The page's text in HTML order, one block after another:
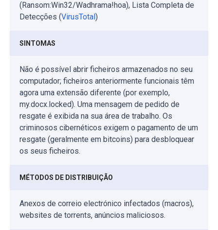
(Ransom:Win32/Wadhrama!hoa), Lista Completa de
Detecções (VirusTotal)
SINTOMAS
Não é possível abrir ficheiros armazenados no seu
computador; ficheiros anteriormente funcionais têm
agora uma extensão diferente (por exemplo,
my.docx.locked). Uma mensagem de pedido de
resgate é exibida na sua área de trabalho. Os
criminosos cibernéticos exigem o pagamento de um
resgate (geralmente em bitcoins) para desbloquear
os seus ficheiros.
MÉTODOS DE DISTRIBUIÇÃO
Anexos de correio electrónico infectados (macros),
websites de torrents, anúncios maliciosos.